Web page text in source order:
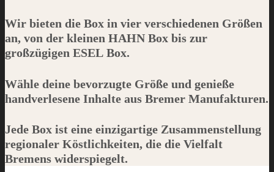
Wir bieten die Box in vier verschiedenen Größen
an, von der kleinen HAHN Box bis zur
großzügigen ESEL Box.
Wähle deine bevorzugte Größe und genieße
handverlesene Inhalte aus Bremer Manufakturen.
Jede Box ist eine einzigartige Zusammenstellung
regionaler Köstlichkeiten, die die Vielfalt
Bremens widerspiegelt.